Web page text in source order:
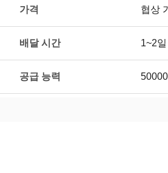
가격 협상
배달 시간 1~2일
공급 능력 50000